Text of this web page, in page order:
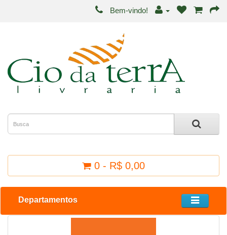
Bem-vindo!
0 - R$ 0,00
Departamentos